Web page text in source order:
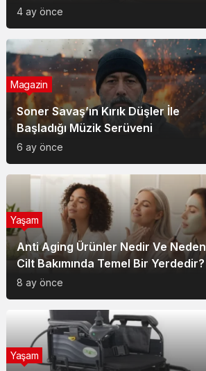
4 ay önce
Soner Savaş’ın Kırık Düşler İle
Başladığı Müzik Serüveni
6 ay önce
Magazin
Anti Aging Ürünler Nedir Ve Neden
Cilt Bakımında Temel Bir Yerdedir?
8 ay önce
Yaşam
Yaşam